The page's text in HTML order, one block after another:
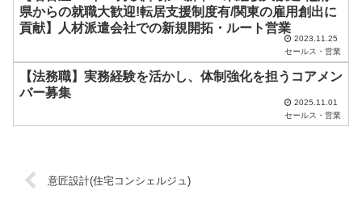
。
県からの就職大歓迎!転居支援制度有/関東の雇用創出に
貢献】人材派遣会社での新規開拓・ルート営業
2023.11.25
セールス・営業
【法務職】実務経験を活かし、体制強化を担うコアメン
バー募集
2025.11.01
セールス・営業
意匠設計(住宅コンシェルジュ)